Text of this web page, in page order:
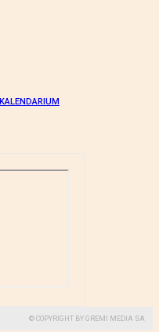
KALENDARIUM
© COPYRIGHT BY GREMI MEDIA SA